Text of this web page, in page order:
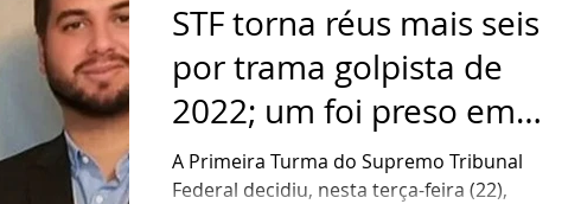
Lazer Turismo Rodovias Agronegócio
Empreendedorismo Sustentabilidade Gastronomia
STF torna réus mais seis
por trama golpista de
2022; um foi preso em
PG
A Primeira Turma do Supremo Tribunal
Federal decidiu, nesta terça-feira (22),